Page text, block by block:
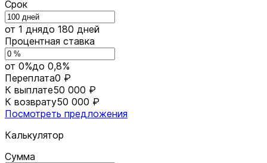
Срок
от 1 днядо 180 дней
Процентная ставка
от 0%до 0,8%
Переплата0 ₽
К выплате50 000 ₽
К возврату50 000 ₽
Посмотреть предложения
Калькулятор
Сумма